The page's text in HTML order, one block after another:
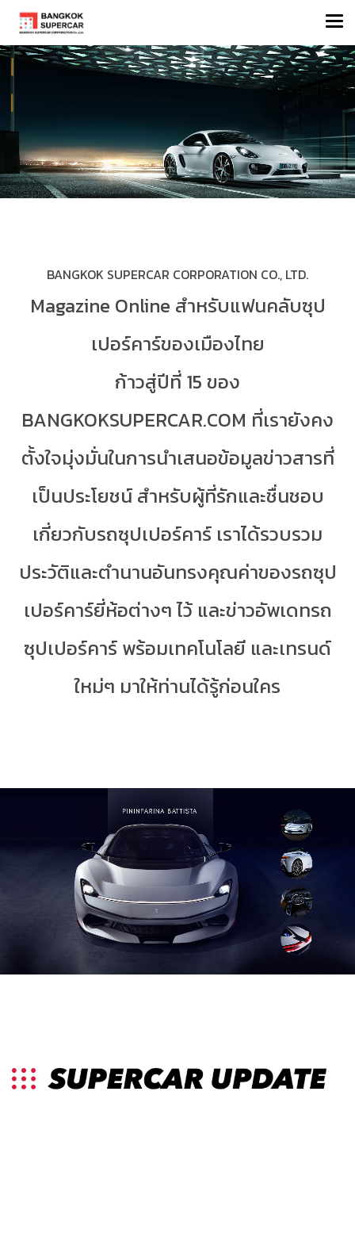
BANGKOK SUPERCAR CORPORATION CO., LTD.
Magazine Online สำหรับแฟนคลับซุป
เปอร์คาร์ของเมืองไทย
ก้าวสู่ปีที่ 15 ของ
BANGKOKSUPERCAR.COM ที่เรายังคง
ตั้งใจมุ่งมั่นในการนำเสนอข้อมูลข่าวสารที่
เป็นประโยชน์ สำหรับผู้ที่รักและชื่นชอบ
เกี่ยวกับรถซุปเปอร์คาร์ เราได้รวบรวม
ประวัติและตำนานอันทรงคุณค่าของรถซุป
เปอร์คาร์ยี่ห้อต่างๆ ไว้ และข่าวอัพเดทรถ
ซุปเปอร์คาร์ พร้อมเทคโนโลยี และเทรนด์
ใหม่ๆ มาให้ท่านได้รู้ก่อนใคร